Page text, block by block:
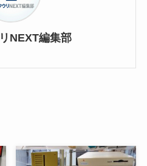
NEXT編集部